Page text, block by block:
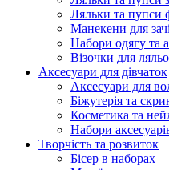
Ляльки та пупси
Манекени для
Набори одягу та
Візочки для
Аксесуари для дівчаток
Аксесуари для
Біжутерія та
Косметика та
Набори
Творчість та розвиток
Бісер в наборах